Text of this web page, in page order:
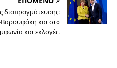
διαπραγμάτευσης:
και στο
και εκλογές.